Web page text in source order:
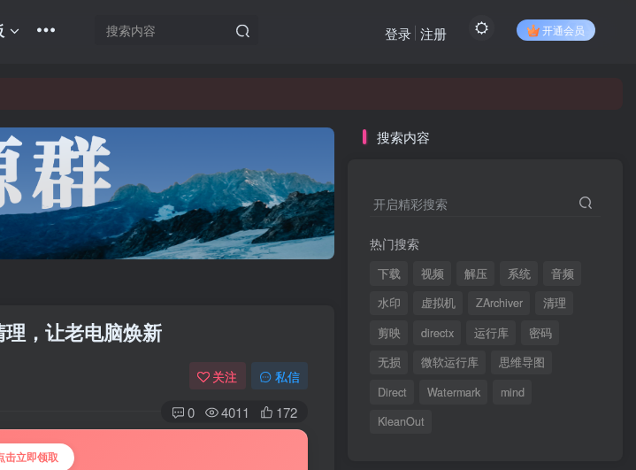
开通会员
登录 注册
，让老电脑焕新
关注 私信
0 4011 172
击立即领取
搜索内容
开启精彩搜索
热门搜索
下载 视频 解压 系统
音频
水印
虚拟机 ZArchiver
清理
剪映
directx 运行库
密码
无损
微软运行库
思维导图
Direct
Watermark
mind
KleanOut